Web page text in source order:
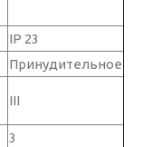
IP 23
Принудительное
III
3